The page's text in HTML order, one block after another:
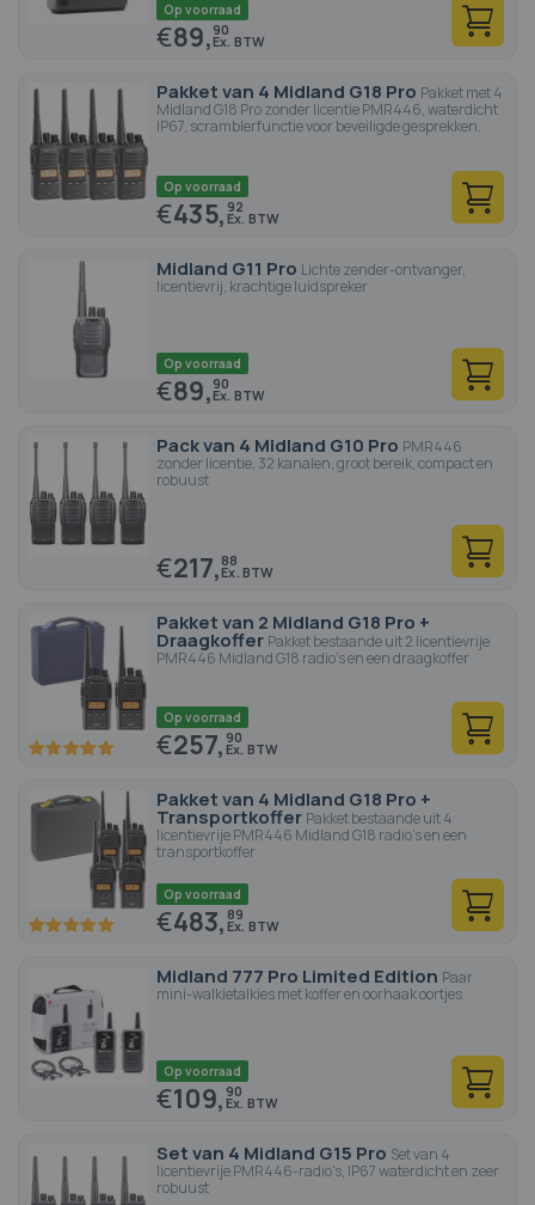
Op voorraad
€89,90
Pakket van 4 Midland G18 Pro Pakket met 4
Midland G18 Pro zonder licentie PMR446, waterdicht
IP67, scramblerfunctie voor beveiligde gesprekken.
Op voorraad
€435, 92
Midland G11 Pro Lichte zender-ontvanger,
licentievrij, krachtige luidspreker
Op voorraad
€89,90
Pack van 4 Midland G10 Pro PMR446
zonder licentie, 32 kanalen, groot bereik, compact en
robuust
€217,88
Pakket van 2 Midland G18 Pro +
Draagkoffer Pakket bestaande uit 2 licentievrije
PMR446 Midland G18 radio's en een draagkoffer
100 100
Op voorraad
€257, 90
Pakket van 4 Midland G18 Pro +
Transportkoffer Pakket bestaande uit 4
licentievrije PMR446 Midland G18 radio's en een
transportkoffer
100 100
Op voorraad
€483, 89
Midland 777 Pro Limited Edition Paar
mini-walkietalkies met koffer en oorhaak oortjes.
Op voorraad
€109, 90
Set van 4 Midland G15 Pro Set van 4
licentievrije PMR446-radio's, IP67 waterdicht en zeer
robuust